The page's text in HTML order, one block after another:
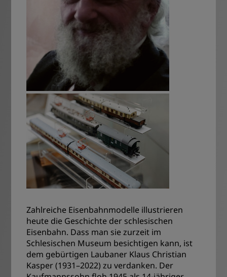
Zahlreiche Eisenbahnmodelle illustrieren
heute die Geschichte der schlesischen
Eisenbahn. Dass man sie zurzeit im
Schlesischen Museum besichtigen kann, ist
dem gebürtigen Laubaner Klaus Christian
Kasper (1931–2022) zu verdanken. Der